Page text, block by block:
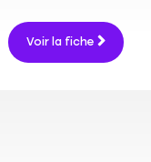
Voir la fiche